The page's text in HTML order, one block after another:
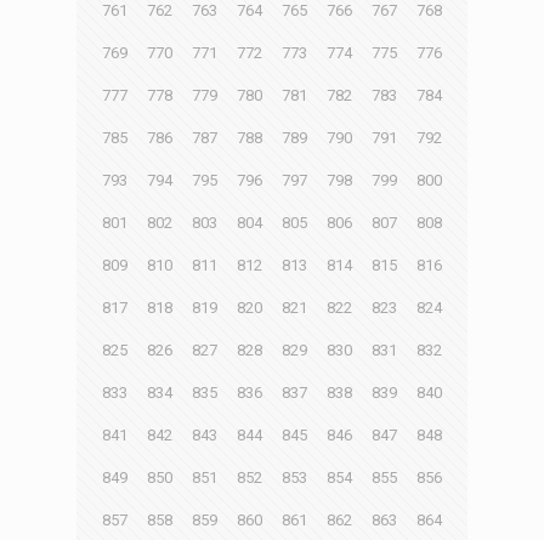
761 762 763 764 765 766 767 768
769 770 771 772 773 774 775 776
777 778 779 780 781 782 783 784
785 786 787 788 789 790 791 792
793 794 795 796 797 798 799 800
801 802 803 804 805 806 807 808
809 810 811 812 813 814 815 816
817 818 819 820 821 822 823 824
825 826 827 828 829 830 831 832
833 834 835 836 837 838 839 840
841 842 843 844 845 846 847 848
849 850 851 852 853 854 855 856
857 858 859 860 861 862 863 864